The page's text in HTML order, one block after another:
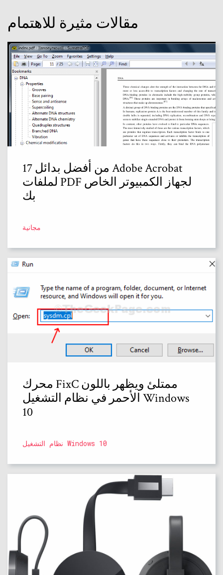
مقالات مثيرة للاهتمام
17 من أفضل بدائل Adobe Acrobat
لملفات PDF لجهاز الكمبيوتر الخاص
بك
مجانية
محرك FixC ممتلئ ويظهر باللون
الأحمر في نظام التشغيل Windows
10
نظام التشغيل Windows 10